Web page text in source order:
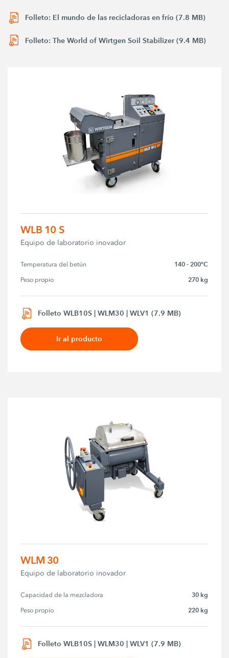
Folleto: El mundo de las recicladoras en frío (7.8 MB)
Folleto: The World of Wirtgen Soil Stabilizer (9.4 MB)
WLB 10 S
Equipo de laboratorio inovador
Temperatura del betún 140 - 200°C
Peso propio 270 kg
Folleto WLB10S | WLM30 | WLV1 (7.9 MB)
Ir al producto
WLM 30
Equipo de laboratorio inovador
Capacidad de la mezcladora 30 kg
Peso propio 220 kg
Folleto WLB10S | WLM30 | WLV1 (7.9 MB)